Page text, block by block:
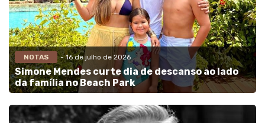
NOTAS - 16 de julho de 2026
Simone Mendes curte dia de descanso ao lado
da família no Beach Park